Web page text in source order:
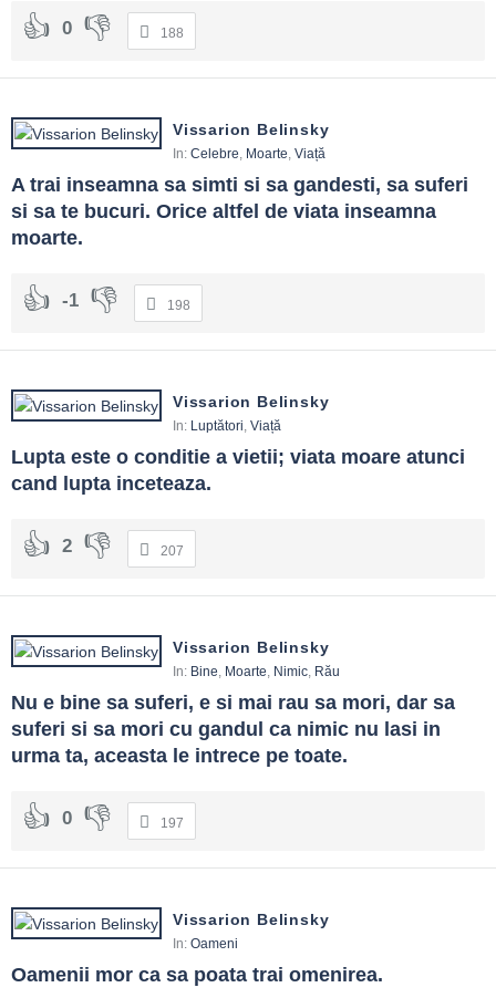
0 188
Vissarion Belinsky
In: Celebre, Moarte, Viață
A trai inseamna sa simti si sa gandesti, sa suferi
si sa te bucuri. Orice altfel de viata inseamna
moarte.
-1 198
Vissarion Belinsky
In: Luptători, Viață
Lupta este o conditie a vietii; viata moare atunci
cand lupta inceteaza.
2 207
Vissarion Belinsky
In: Bine, Moarte, Nimic, Rău
Nu e bine sa suferi, e si mai rau sa mori, dar sa
suferi si sa mori cu gandul ca nimic nu lasi in
urma ta, aceasta le intrece pe toate.
0 197
Vissarion Belinsky
In: Oameni
Oamenii mor ca sa poata trai omenirea.